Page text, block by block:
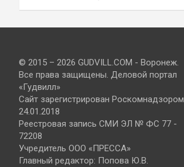
© 2015 – 2026 GUDVILL.COM - Воронеж.
Все права защищены. Деловой портал
«Гудвилл»
Сайт зарегистрирован Роскомнадзором
24.01.2018
Реестровая запись СМИ ЭЛ № ФС 77 -
72208
Учредитель ООО «ПРЕССА»
Главный редактор: Попова Ю.В.